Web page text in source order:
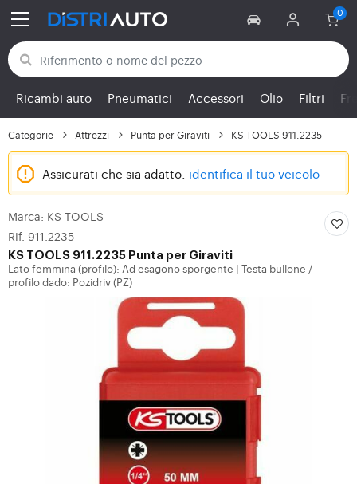
Torna alle categorie
Ricambi auto Pneumatici Accessori Olio Filtri
Categorie Attrezzi Punta per Giraviti KS TOOLS 911.2235
Assicurati che sia adatto: identifica il tuo veicolo
Marca: KS TOOLS
Rif. 911.2235
KS TOOLS 911.2235 Punta per Giraviti
Lato femmina (profilo): Ad esagono sporgente
Testa bullone /
profilo dado: Pozidriv (PZ)